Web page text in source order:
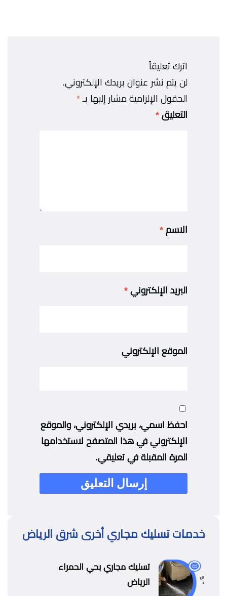
اترك تعليقاً
لن يتم نشر عنوان بريدك الإلكتروني.
الحقول الإلزامية مشار إليها بـ *
التعليق *
الاسم *
البريد الإلكتروني *
الموقع الإلكتروني
احفظ اسمي، بريدي الإلكتروني، والموقع
الإلكتروني في هذا المتصفح لاستخدامها
المرة المقبلة في تعليقي.
خدمات تسليك مجاري أخرى شرق الرياض
تسليك مجاري بحي الحمراء
الرياض